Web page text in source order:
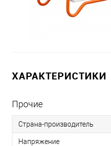
ХАРАКТЕРИСТИКИ
Прочие
Страна-производитель
Напряжение